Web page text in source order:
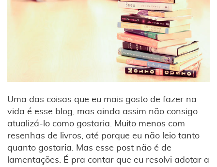
Uma das coisas que eu mais gosto de fazer na
vida é esse blog, mas ainda assim não consigo
atualizá-lo como gostaria. Muito menos com
resenhas de livros, até porque eu não leio tanto
quanto gostaria. Mas esse post não é de
lamentações. É pra contar que eu resolvi adotar a